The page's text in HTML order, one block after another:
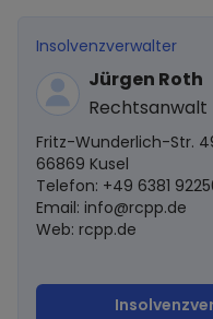
Insolvenzverwalter
Jürgen Roth
Rechtsanwalt
Fritz-Wunderlich-Str.
66869 Kusel
Telefon: +49 6381
Email: info@rcpp.de
Web: rcpp.de